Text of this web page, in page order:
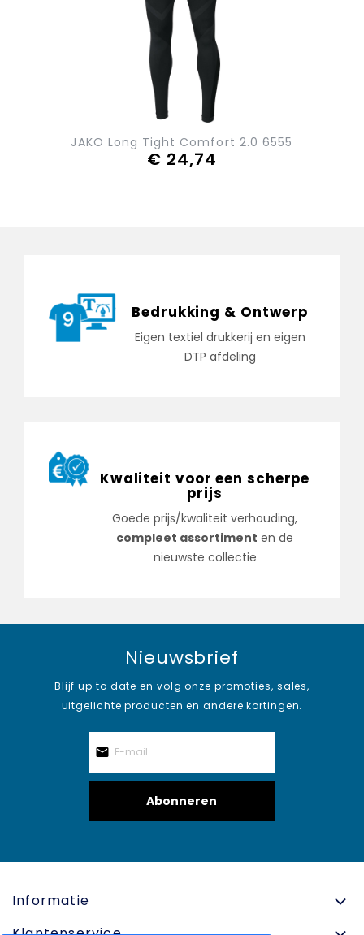
JAKO Long Tight Comfort 2.0 6555
€ 24,74
Bedrukking & Ontwerp
Eigen textiel drukkerij en eigen
DTP afdeling
Kwaliteit voor een scherpe
prijs
Goede prijs/kwaliteit verhouding,
compleet assortiment en de
nieuwste collectie
Nieuwsbrief
Blijf up to date en volg onze promoties, sales,
uitgelichte producten en andere kortingen.
Abonneren
Informatie